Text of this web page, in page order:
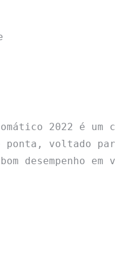
2022 é um
voltado
desempenho